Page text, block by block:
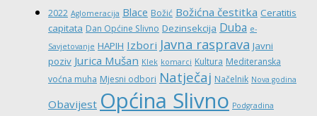
2022 Aglomeracija Blace Božić Božićna čestitka Ceratitis
capitata Dan Općine Slivno Dezinsekcija Duba e-
Savjetovanje HAPIH Izbori Javna rasprava Javni
poziv Jurica Mušan Klek komarci Kultura Mediteranska
voćna muha Mjesni odbori Natječaj Načelnik Nova godina
Obavijest Općina Slivno Podgradina